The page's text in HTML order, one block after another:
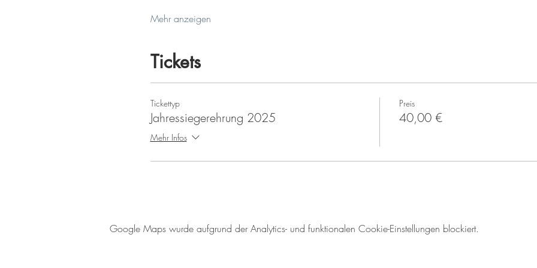
Mehr anzeigen
Tickets
Tickettyp
Jahressiegerehrung 2025
Mehr Infos
Preis
40,00 €
Google Maps wurde aufgrund der Analytics- und funktionalen Cookie-Einstellungen blockiert.